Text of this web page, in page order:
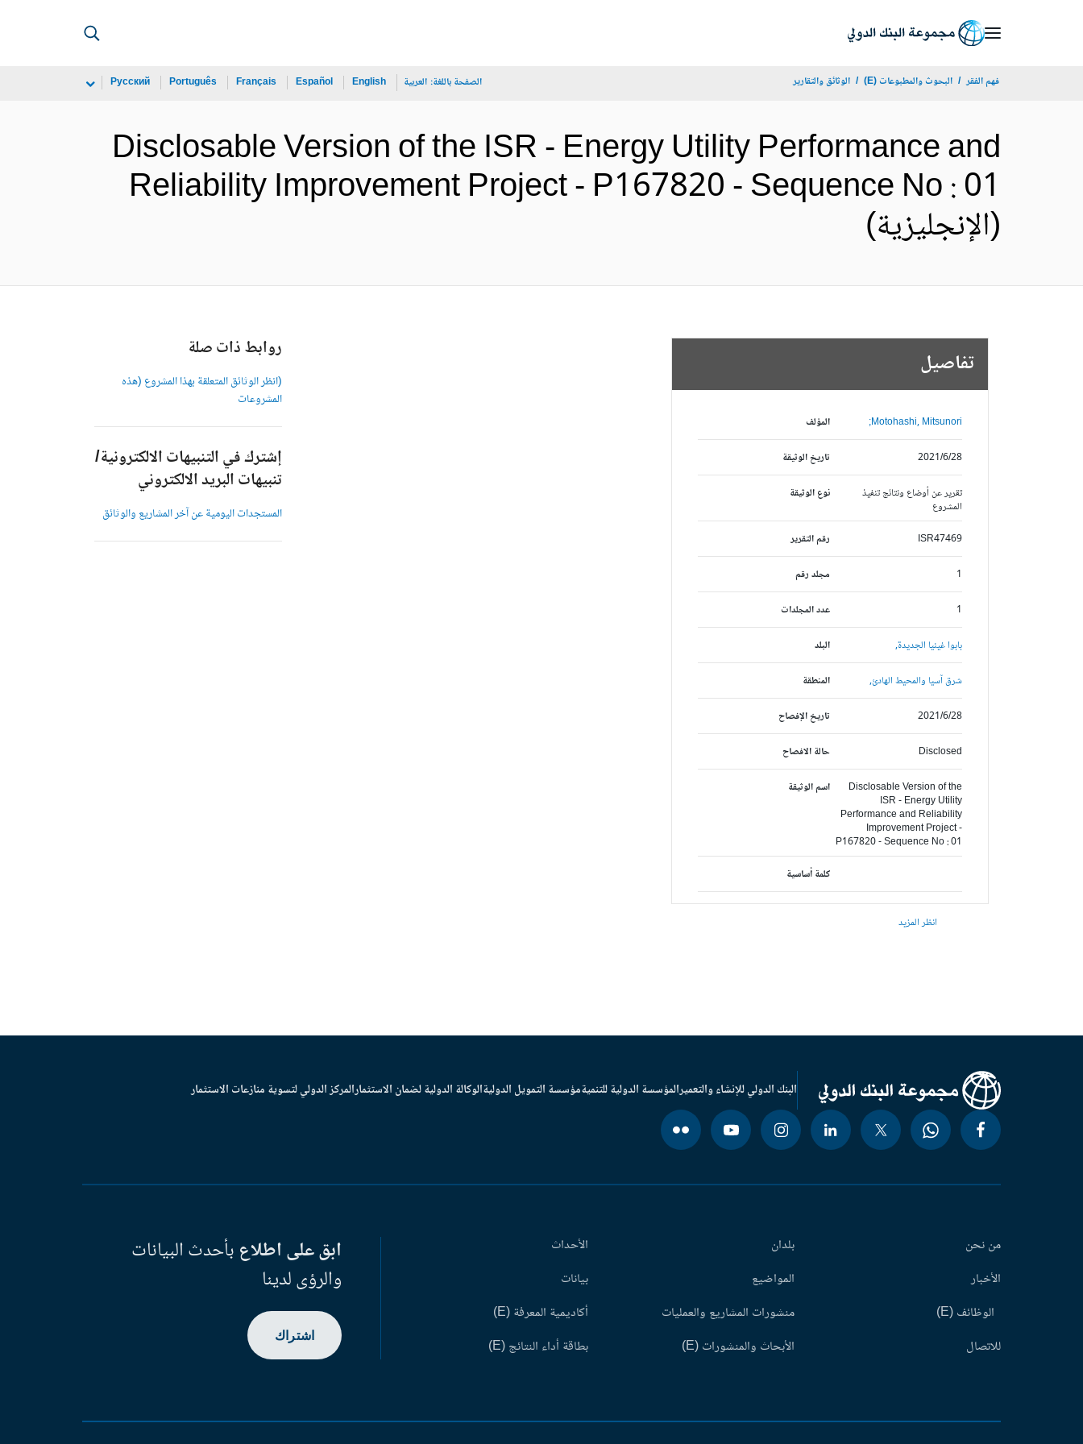
فهم الفقر البحوث والمطبوعات (E) الوثائق والتقارير الصفحة باللغة: العربية English
Español
Français
Português
Русский
Disclosable Version of the ISR - Energy Utility Performance and
Reliability Improvement Project - P167820 - Sequence No : 01
(الإنجليزية)
تفاصيل
المؤلف Motohashi, Mitsunori;
تاريخ الوثيقة 2021/6/28
نوع الوثيقة
تقرير عن أوضاع ونتائج تنفيذ
المشروع
رقم التقرير
ISR47469
مجلد رقم 1
عدد المجلدات 1
البلد بابوا غينيا الجديدة,
المنطقة شرق آسيا والمحيط الهادئ,
تاريخ الإفصاح 2021/6/28
حالة الافصاح Disclosed
اسم الوثيقة
Disclosable Version of the
ISR - Energy Utility
Performance and Reliability
Improvement Project -
P167820 - Sequence No : 01
كلمة أساسية
انظر المزيد
روابط ذات صلة
(انظر الوثائق المتعلقة بهذا المشروع (هذه
المشروعات
إشترك في التنبيهات الالكترونية/
تنبيهات البريد الالكتروني
المستجدات اليومية عن آخر المشاريع والوثائق
البنك الدولي للإنشاء والتعميرالمؤسسة الدولية للتنميةمؤسسة التمويل الدوليةالوكالة الدولية لضمان الاستثمارالمركز الدولي لتسوية منازعات الاستثمار
من نحن
الأخبار
الوظائف (E)
للاتصال
بلدان
المواضيع
منشورات المشاريع والعمليات
الأبحاث والمنشورات (E)
الأحداث
بيانات
أكاديمية المعرفة (E)
بطاقة أداء النتائج (E)
ابق على اطلاعبأحدث البيانات
والرؤى لدينا
اشتراك